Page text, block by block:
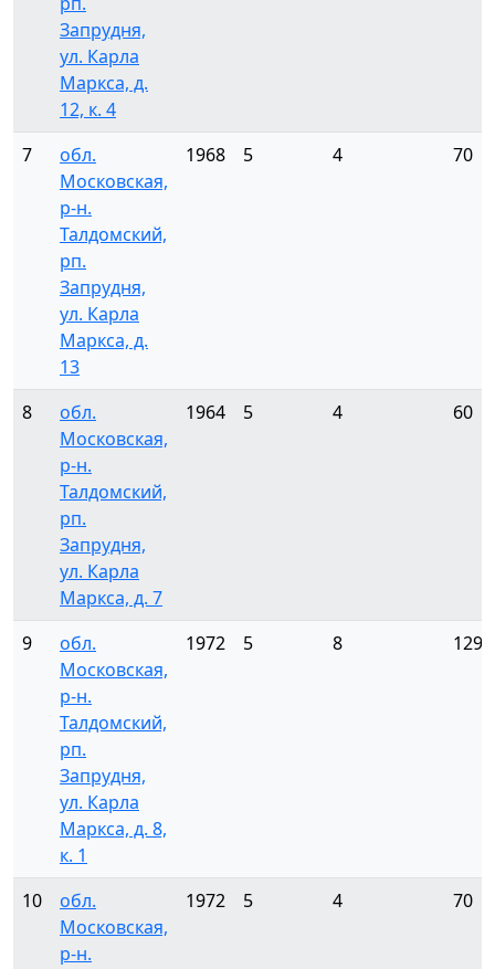
Запрудня,
ул. Карла
Маркса, д.
12, к. 4
7
обл.
Московская,
р-н.
Талдомский,
рп.
Запрудня,
ул. Карла
Маркса, д.
13
1968 5 4 70
8
обл.
Московская,
р-н.
Талдомский,
рп.
Запрудня,
ул. Карла
Маркса, д. 7
1964 5 4 60
9
обл.
Московская,
р-н.
Талдомский,
рп.
Запрудня,
ул. Карла
Маркса, д. 8,
к. 1
1972 5 8 129
10
обл.
Московская,
р-н.
1972 5 4 70